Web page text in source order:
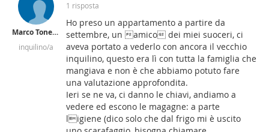
Marco Tonetti
inquilino/a
1 risposta
Ho preso un appartamento a partire da
settembre, un amico dei miei suoceri, ci
aveva portato a vederlo con ancora il vecchio
inquilino, questo era lì con tutta la famiglia che
mangiava e non è che abbiamo potuto fare
una valutazione approfondita.
Ieri se ne va, ci danno le chiavi, andiamo a
vedere ed escono le magagne: a parte
ligiene (dico solo che dal frigo mi è uscito